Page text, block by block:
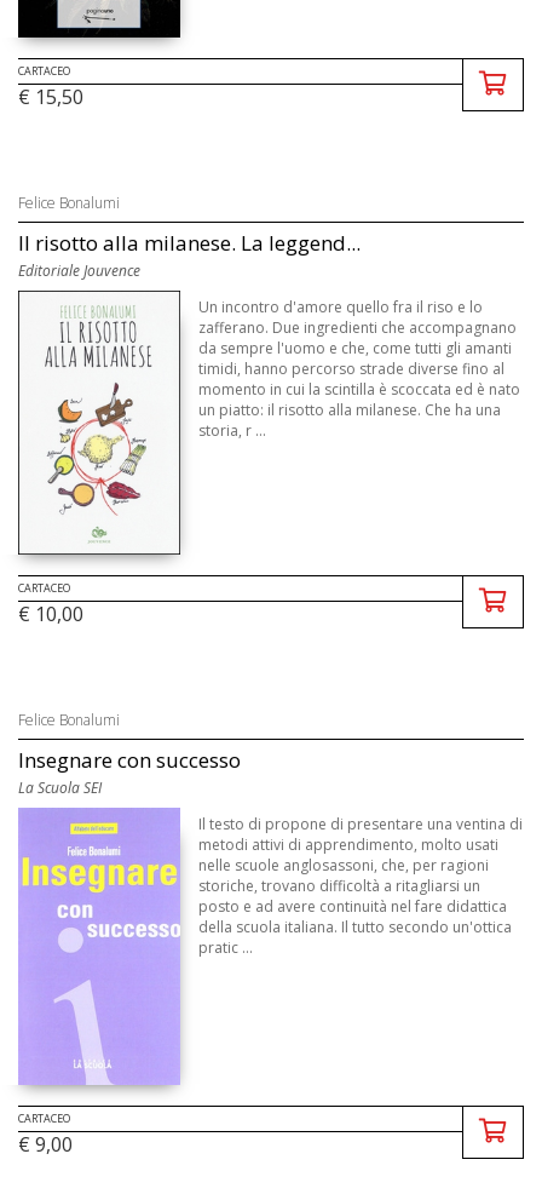
CARTACEO
€ 15,50
Felice Bonalumi
Il risotto alla milanese. La leggend...
Editoriale Jouvence
Un incontro d'amore quello fra il riso e lo
zafferano. Due ingredienti che accompagnano
da sempre l'uomo e che, come tutti gli amanti
timidi, hanno percorso strade diverse fino al
momento in cui la scintilla è scoccata ed è nato
un piatto: il risotto alla milanese. Che ha una
storia, r ...
CARTACEO
€ 10,00
Felice Bonalumi
Insegnare con successo
La Scuola SEI
Il testo di propone di presentare una ventina di
metodi attivi di apprendimento, molto usati
nelle scuole anglosassoni, che, per ragioni
storiche, trovano difficoltà a ritagliarsi un
posto e ad avere continuità nel fare didattica
della scuola italiana. Il tutto secondo un'ottica
pratic ...
CARTACEO
€ 9,00